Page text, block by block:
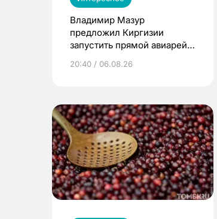
Владимир Мазур
предложил Киргизии
запустить прямой авиарейс
20:40 / 06.08.26